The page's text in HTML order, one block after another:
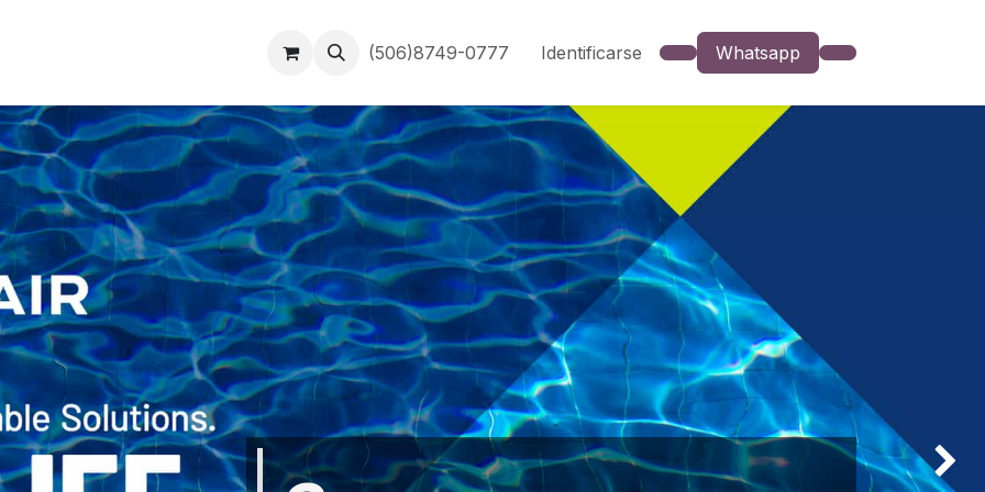
(506)8749-0777 Identificarse Whatsapp